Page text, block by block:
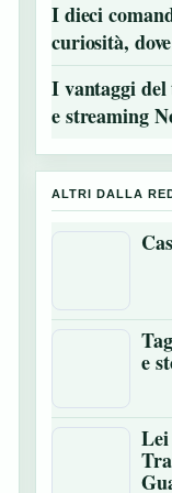
I dieci
curiosità,
I vantaggi
e streaming
ALTRI DALLA
e